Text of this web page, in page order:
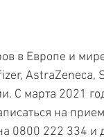
в Европе и
AstraZeneca,
С марта 2021
на
0800 222 334 и